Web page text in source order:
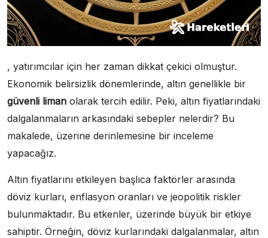
, yatırımcılar için her zaman dikkat çekici olmuştur.
Ekonomik belirsizlik dönemlerinde, altın genellikle bir
güvenli liman olarak tercih edilir. Peki, altın fiyatlarındaki
dalgalanmaların arkasındaki sebepler nelerdir? Bu
makalede, üzerine derinlemesine bir inceleme
yapacağız.
Altın fiyatlarını etkileyen başlıca faktörler arasında
döviz kurları, enflasyon oranları ve jeopolitik riskler
bulunmaktadır. Bu etkenler, üzerinde büyük bir etkiye
sahiptir. Örneğin, döviz kurlarındaki dalgalanmalar, altın